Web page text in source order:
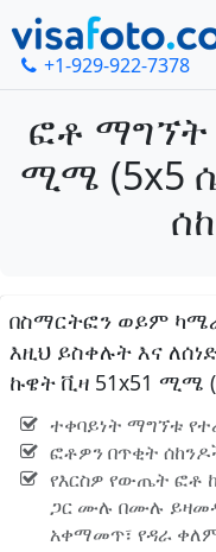
+1-929-922-7378
ፎቶ ማግኘት
ሚሜ (5x5
በስማርትፎን ወይም
እዚህ ይስቀሉት እና
ኩዌት ቪዛ 51x51 ሚሜ
ተቀባይነት ማግኘቱ
ፎቶዎን በጥቂት
የእርስዎ የውጤት ፎቶ
ጋር ሙሉ በሙሉ
አቀማመጥ፣ የዳራ